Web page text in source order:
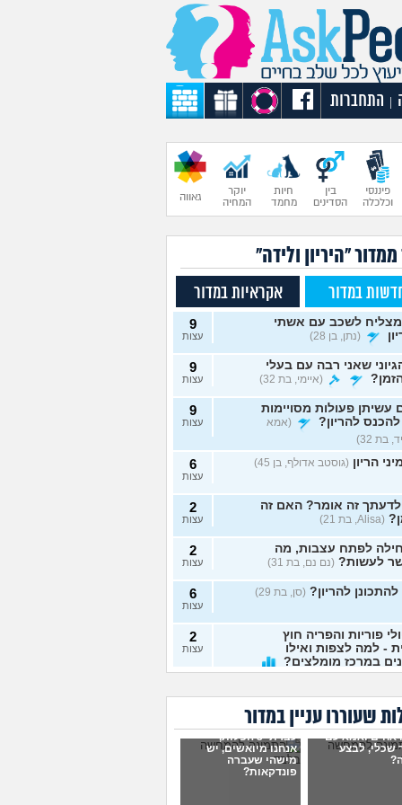
התחברות
פיננסי
וכלכלה
בין
הסדינים
חיות
מחמד
יוקר
המחיה
גאווה
"היריון ולידה"
במדור אקראיות במדור
לשכב עם אשתי
(נתן, בן 28)
9
עצות
שאני רבה עם בעלי
(איימי, בת 32)
9
עצות
עשיתן פעולות מסויימות
להכנס להריון?
(אמא
בת 32)
9
עצות
הריון (גוסטב אדולף, בן 45) 6
עצות
זה אומר? האם זה
(Alisa, בת 21)
2
עצות
לפתח עצבות, מה
לעשות? (נם נם, בת 31)
2
עצות
להתכונן להריון? (סן, בת 29) 6
עצות
פוריות והפריה חוץ
- למה לצפות ואילו
במרכז מומלצים?
2
עצות
מה"חבורת בנות"
עצובה מזה
שעוררו עניין במדור
אחים ואמא עם
שכלי, לבצע
עברתי 3 הפלות,
אנחנו מיואשים, יש
מישהי שעברה
פונדקאות?